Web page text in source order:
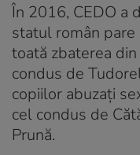
În 2016, CEDO a
statul român pare
toată zbaterea
condus de
copiilor abuzați
cel condus de
Prună.